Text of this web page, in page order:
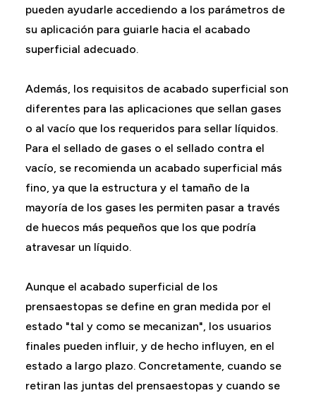
pueden ayudarle accediendo a los parámetros de
su aplicación para guiarle hacia el acabado
superficial adecuado.
Además, los requisitos de acabado superficial son
diferentes para las aplicaciones que sellan gases
o al vacío que los requeridos para sellar líquidos.
Para el sellado de gases o el sellado contra el
vacío, se recomienda un acabado superficial más
fino, ya que la estructura y el tamaño de la
mayoría de los gases les permiten pasar a través
de huecos más pequeños que los que podría
atravesar un líquido.
Aunque el acabado superficial de los
prensaestopas se define en gran medida por el
estado "tal y como se mecanizan", los usuarios
finales pueden influir, y de hecho influyen, en el
estado a largo plazo. Concretamente, cuando se
retiran las juntas del prensaestopas y cuando se